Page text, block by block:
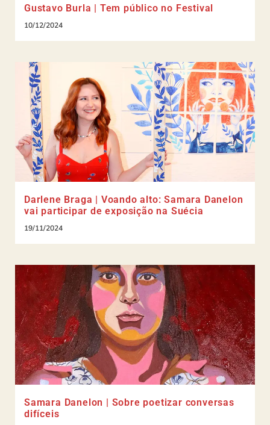
Gustavo Burla | Tem público no Festival
10/12/2024
Darlene Braga | Voando alto: Samara Danelon
vai participar de exposição na Suécia
19/11/2024
Samara Danelon | Sobre poetizar conversas
difíceis